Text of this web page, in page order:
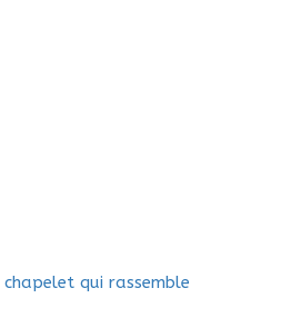
qui rassemble